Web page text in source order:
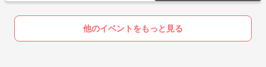
他のイベントをもっと見る